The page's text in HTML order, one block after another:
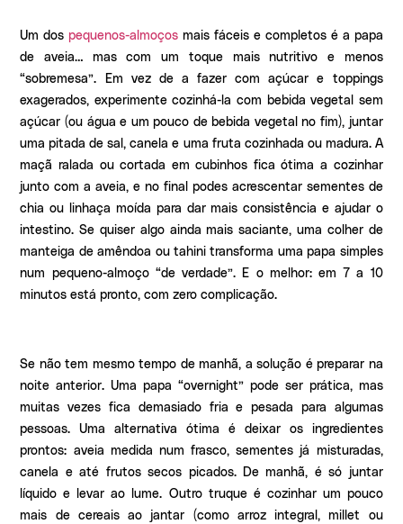
Um dos pequenos-almoços mais fáceis e completos é a papa
de aveia… mas com um toque mais nutritivo e menos
“sobremesa”. Em vez de a fazer com açúcar e toppings
exagerados, experimente cozinhá-la com bebida vegetal sem
açúcar (ou água e um pouco de bebida vegetal no fim), juntar
uma pitada de sal, canela e uma fruta cozinhada ou madura. A
maçã ralada ou cortada em cubinhos fica ótima a cozinhar
junto com a aveia, e no final podes acrescentar sementes de
chia ou linhaça moída para dar mais consistência e ajudar o
intestino. Se quiser algo ainda mais saciante, uma colher de
manteiga de amêndoa ou tahini transforma uma papa simples
num pequeno-almoço “de verdade”. E o melhor: em 7 a 10
minutos está pronto, com zero complicação.
Se não tem mesmo tempo de manhã, a solução é preparar na
noite anterior. Uma papa “overnight” pode ser prática, mas
muitas vezes fica demasiado fria e pesada para algumas
pessoas. Uma alternativa ótima é deixar os ingredientes
prontos: aveia medida num frasco, sementes já misturadas,
canela e até frutos secos picados. De manhã, é só juntar
líquido e levar ao lume. Outro truque é cozinhar um pouco
mais de cereais ao jantar (como arroz integral, millet ou